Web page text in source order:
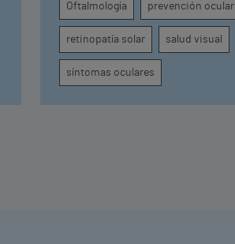
Oftalmología prevención ocular
retinopatía solar salud visual
síntomas oculares